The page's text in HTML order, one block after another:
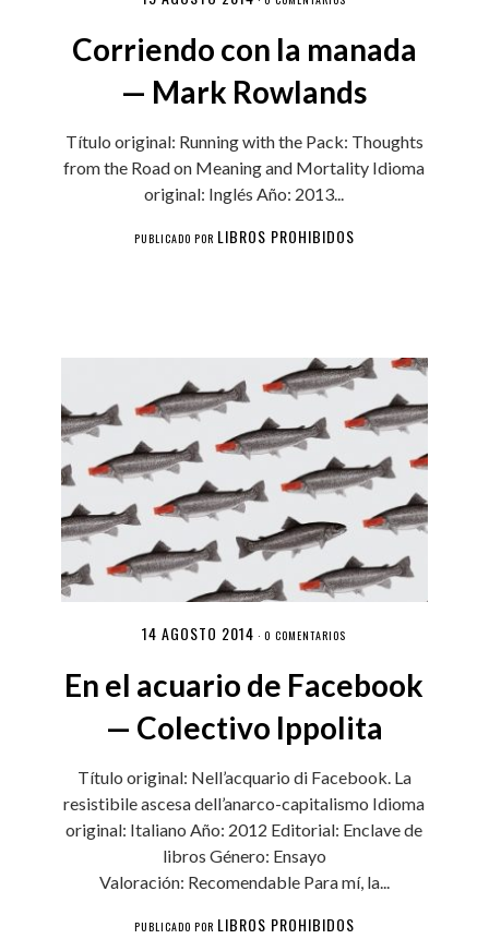
Corriendo con la manada
— Mark Rowlands
Título original: Running with the Pack: Thoughts
from the Road on Meaning and Mortality Idioma
original: Inglés Año: 2013...
PUBLICADO POR LIBROS PROHIBIDOS
14 AGOSTO 2014 ·0 COMENTARIOS
En el acuario de Facebook
— Colectivo Ippolita
Título original: Nell’acquario di Facebook. La
resistibile ascesa dell’anarco-capitalismo Idioma
original: Italiano Año: 2012 Editorial: Enclave de
libros Género: Ensayo
Valoración: Recomendable Para mí, la...
PUBLICADO POR LIBROS PROHIBIDOS